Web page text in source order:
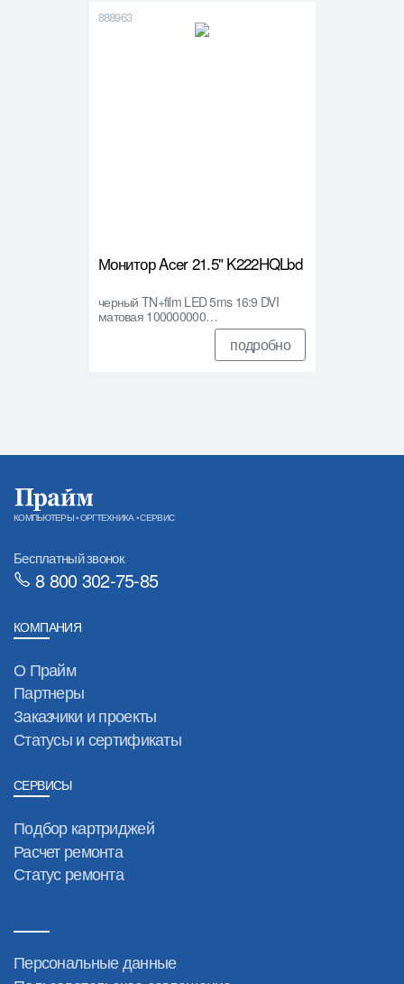
888963
Монитор Acer 21.5" K222HQLbd
черный TN+film LED 5ms 16:9 DVI
матовая 100000000…
подробно
КОМПЬЮТЕРЫ • ОРГТЕХНИКА • СЕРВИС
Бесплатный звонок
8 800 302-75-85
КОМПАНИЯ
О Прайм
Партнеры
Заказчики и проекты
Статусы и сертификаты
СЕРВИСЫ
Подбор картриджей
Расчет ремонта
Статус ремонта
Персональные данные